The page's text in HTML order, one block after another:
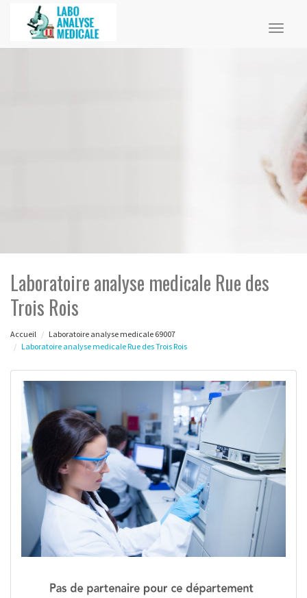
Laboratoire analyse medicale Rue des
Trois Rois
Accueil
Laboratoire analyse medicale 69007
Laboratoire analyse medicale Rue des Trois Rois